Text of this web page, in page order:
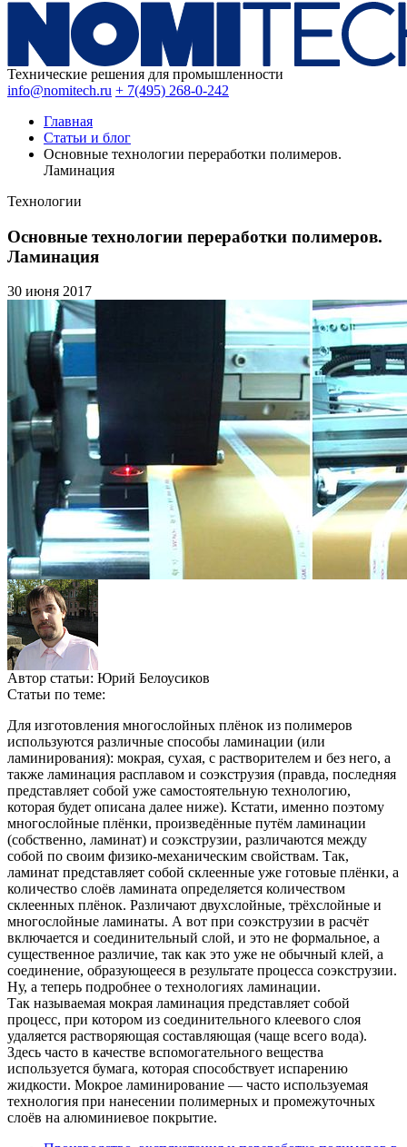
Технические решения для промышленности
info@nomitech.ru + 7(495) 268-0-242
Главная
Статьи и блог
Основные технологии переработки полимеров.
Ламинация
Технологии
Основные технологии переработки полимеров.
Ламинация
30 июня 2017
Автор статьи: Юрий Белоусиков
Статьи по теме:
Для изготовления многослойных плёнок из полимеров
используются различные способы ламинации (или
ламинирования): мокрая, сухая, с растворителем и без него, а
также ламинация расплавом и соэкструзия (правда, последняя
представляет собой уже самостоятельную технологию,
которая будет описана далее ниже). Кстати, именно поэтому
многослойные плёнки, произведённые путём ламинации
(собственно, ламинат) и соэкструзии, различаются между
собой по своим физико-механическим свойствам. Так,
ламинат представляет собой склеенные уже готовые плёнки, а
количество слоёв ламината определяется количеством
склеенных плёнок. Различают двухслойные, трёхслойные и
многослойные ламинаты. А вот при соэкструзии в расчёт
включается и соединительный слой, и это не формальное, а
существенное различие, так как это уже не обычный клей, а
соединение, образующееся в результате процесса соэкструзии.
Ну, а теперь подробнее о технологиях ламинации.
Так называемая мокрая ламинация представляет собой
процесс, при котором из соединительного клеевого слоя
удаляется растворяющая составляющая (чаще всего вода).
Здесь часто в качестве вспомогательного вещества
используется бумага, которая способствует испарению
жидкости. Мокрое ламинирование — часто используемая
технология при нанесении полимерных и промежуточных
слоёв на алюминиевое покрытие.